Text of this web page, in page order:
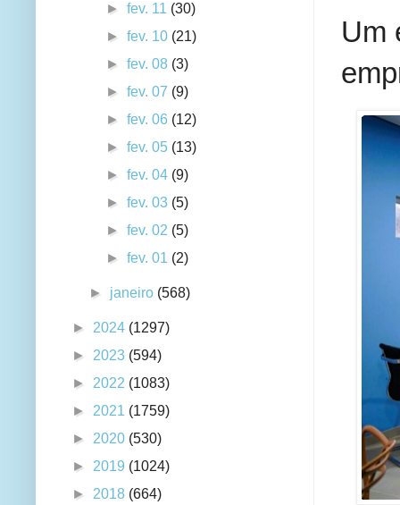
Um
►fev. 11 (30)
►fev. 10 (21)
►fev. 08 (3)
►fev. 07 (9)
►fev. 06 (12)
►fev. 05 (13)
►fev. 04 (9)
►fev. 03 (5)
►fev. 02 (5)
►fev. 01 (2)
► janeiro (568)
► 2024 (1297)
► 2023 (594)
► 2022 (1083)
► 2021 (1759)
► 2020 (530)
► 2019 (1024)
► 2018 (664)